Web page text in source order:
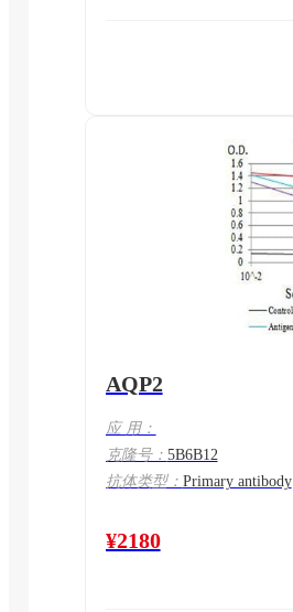
AQP2
应 用：
克隆号： 5B6B12
抗体类型： Primary antibody
¥2180